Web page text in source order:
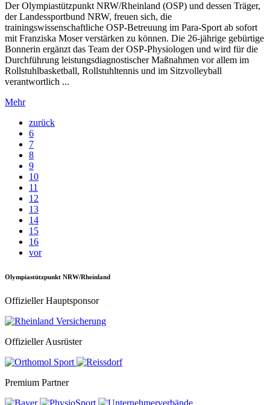
Der Olympiastützpunkt NRW/Rheinland (OSP) und dessen Träger,
der Landessportbund NRW, freuen sich, die
trainingswissenschaftliche OSP-Betreuung im Para-Sport ab sofort
mit Franziska Moser verstärken zu können. Die 26-jährige gebürtige
Bonnerin ergänzt das Team der OSP-Physiologen und wird für die
Durchführung leistungsdiagnostischer Maßnahmen vor allem im
Rollstuhlbasketball, Rollstuhltennis und im Sitzvolleyball
verantwortlich ...
Mehr
zurück
6
7
8
9
10
11
12
13
14
15
16
vor
Olympiastützpunkt NRW/Rheinland
Offizieller Hauptsponsor
Offizieller Ausrüster
Premium Partner